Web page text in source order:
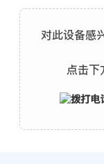
对此设备感
点击下